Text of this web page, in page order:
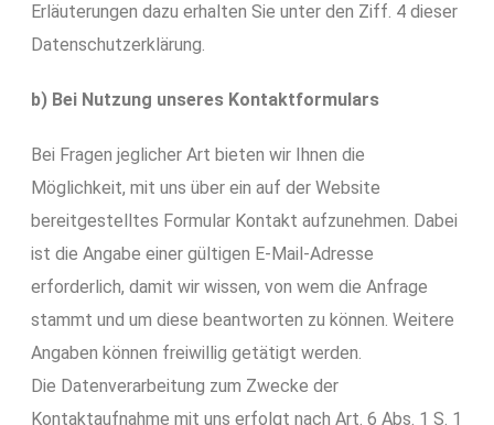
Erläuterungen dazu erhalten Sie unter den Ziff. 4 dieser
Datenschutzerklärung.
b) Bei Nutzung unseres Kontaktformulars
Bei Fragen jeglicher Art bieten wir Ihnen die
Möglichkeit, mit uns über ein auf der Website
bereitgestelltes Formular Kontakt aufzunehmen. Dabei
ist die Angabe einer gültigen E-Mail-Adresse
erforderlich, damit wir wissen, von wem die Anfrage
stammt und um diese beantworten zu können. Weitere
Angaben können freiwillig getätigt werden.
Die Datenverarbeitung zum Zwecke der
Kontaktaufnahme mit uns erfolgt nach Art. 6 Abs. 1 S. 1